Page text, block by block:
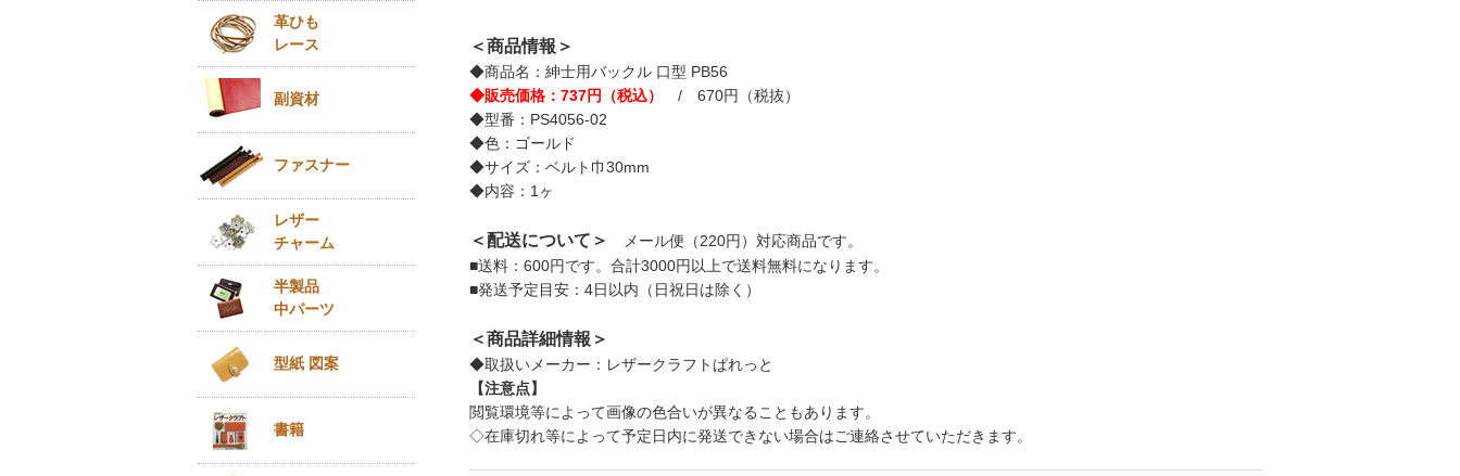
＜商品情報＞
◆商品名：紳士用バックル 口型 PB56
◆販売価格：737円（税込）
/ 670円（税抜）
◆型番：PS4056-02
◆色：ゴールド
◆サイズ：ベルト巾30mm
◆内容：1ヶ
＜配送について＞
メール便（220円）対応商品です。
■送料：600円です。合計3000円以上で送料無料になります。
■発送予定目安：4日以内（日祝日は除く）
＜商品詳細情報＞
◆取扱いメーカー：レザークラフトぱれっと
【注意点】
閲覧環境等によって画像の色合いが異なることもあります。
◇在庫切れ等によって予定日内に発送できない場合はご連絡させていただきます。
革ひも
レース
副資材
ファスナー
レザー
チャーム
半製品
中パーツ
型紙 図案
書籍